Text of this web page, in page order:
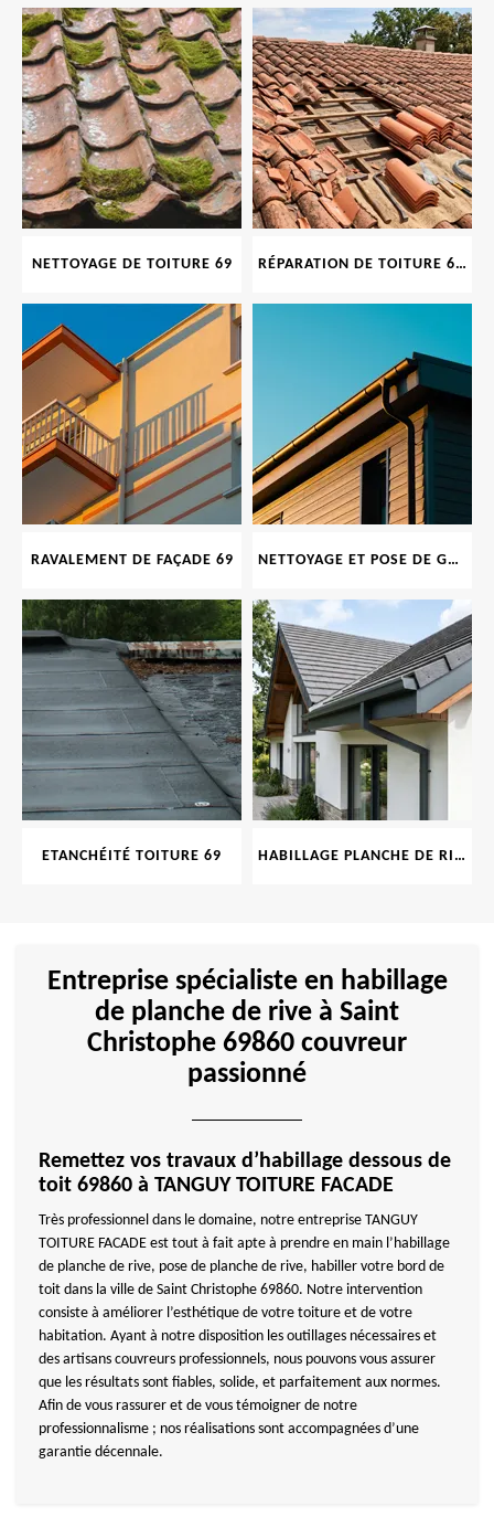
NETTOYAGE DE TOITURE 69 RÉPARATION DE TOITURE 69 RHONE, TUILES CASSÉES OU ABIMÉES
RAVALEMENT DE FAÇADE 69 NETTOYAGE ET POSE DE GOUTTIÈRE 69
ETANCHÉITÉ TOITURE 69 HABILLAGE PLANCHE DE RIVE 69
Entreprise spécialiste en habillage
de planche de rive à Saint
Christophe 69860 couvreur
passionné
Remettez vos travaux d’habillage dessous de
toit 69860 à TANGUY TOITURE FACADE
Très professionnel dans le domaine, notre entreprise TANGUY
TOITURE FACADE est tout à fait apte à prendre en main l’habillage
de planche de rive, pose de planche de rive, habiller votre bord de
toit dans la ville de Saint Christophe 69860. Notre intervention
consiste à améliorer l’esthétique de votre toiture et de votre
habitation. Ayant à notre disposition les outillages nécessaires et
des artisans couvreurs professionnels, nous pouvons vous assurer
que les résultats sont fiables, solide, et parfaitement aux normes.
Afin de vous rassurer et de vous témoigner de notre
professionnalisme ; nos réalisations sont accompagnées d’une
garantie décennale.